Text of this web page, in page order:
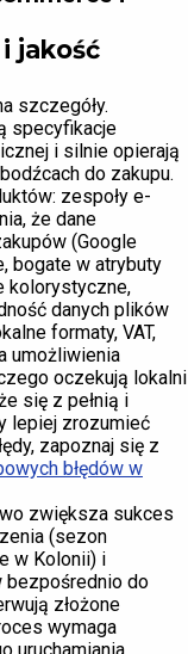
jakość
szczegóły.
specyfikacje
i silnie opierają
do zakupu.
zespoły e-
że dane
(Google
bogate w atrybuty
kolorystyczne,
danych plików
formaty, VAT,
umożliwienia
oczekują lokalni
się z pełnią i
lepiej zrozumieć
zapoznaj się z
błędów w
zwiększa sukces
(sezon
w Kolonii) i
bezpośrednio do
złożone
wymaga